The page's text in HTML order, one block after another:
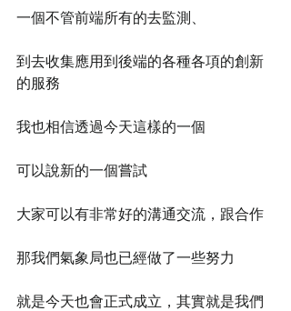
一個不管前端所有的去監測、
到去收集應用到後端的各種各項的創新
的服務
我也相信透過今天這樣的一個
可以說新的一個嘗試
大家可以有非常好的溝通交流，跟合作
那我們氣象局也已經做了一些努力
就是今天也會正式成立，其實就是我們